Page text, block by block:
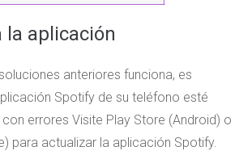
la aplicación
anteriores funciona, es
Spotify de su teléfono esté
errores Visite Play Store (Android) o
para actualizar la aplicación Spotify.